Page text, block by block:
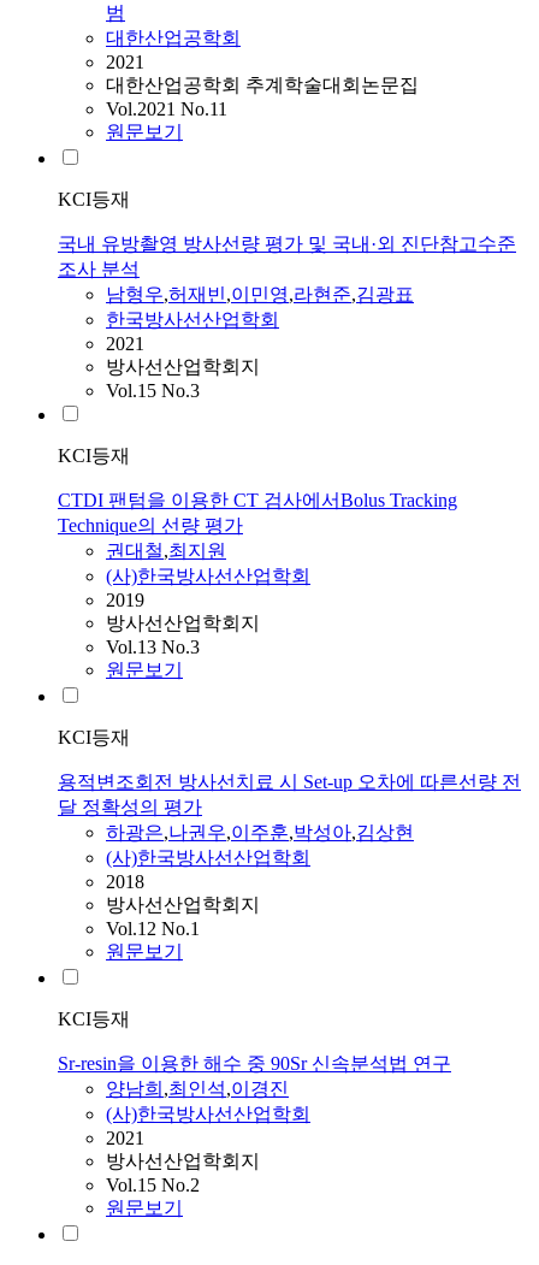
범
대한산업공학회
2021
대한산업공학회 추계학술대회논문집
Vol.2021 No.11
원문보기
KCI등재
국내 유방촬영 방사선량 평가 및 국내·외 진단참고수준
조사 분석
남형우,허재빈,이민영,라현준,김광표
한국방사선산업학회
2021
방사선산업학회지
Vol.15 No.3
KCI등재
CTDI 팬텀을 이용한 CT 검사에서Bolus Tracking
Technique의 선량 평가
권대철,최지원
(사)한국방사선산업학회
2019
방사선산업학회지
Vol.13 No.3
원문보기
KCI등재
용적변조회전 방사선치료 시 Set-up 오차에 따른선량 전
달 정확성의 평가
하광은,나권우,이주훈,박성아,김상현
(사)한국방사선산업학회
2018
방사선산업학회지
Vol.12 No.1
원문보기
KCI등재
Sr-resin을 이용한 해수 중 90Sr 신속분석법 연구
양남희 ,최인석,이경진
(사)한국방사선산업학회
2021
방사선산업학회지
Vol.15 No.2
원문보기